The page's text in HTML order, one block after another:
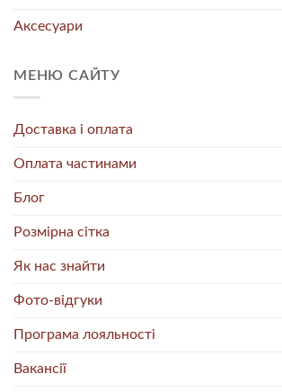
Аксесуари
МЕНЮ САЙТУ
Доставка і оплата
Оплата частинами
Блог
Розмірна сітка
Як нас знайти
Фото-відгуки
Програма лояльності
Вакансії